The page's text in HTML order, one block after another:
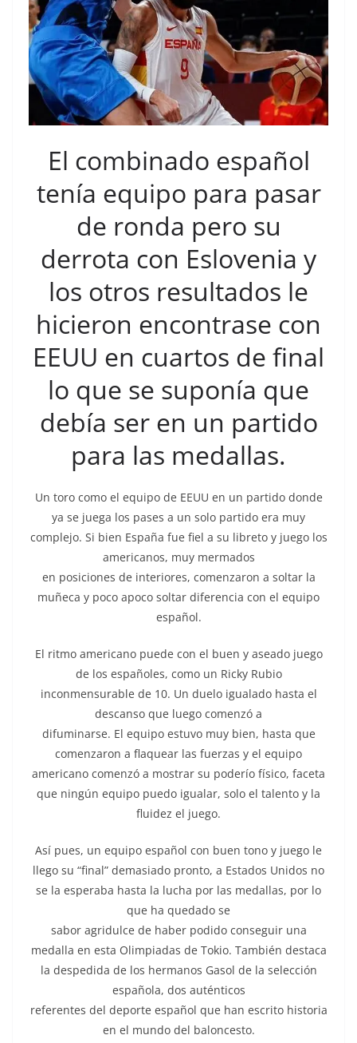
El combinado español
tenía equipo para pasar
de ronda pero su
derrota con Eslovenia y
los otros resultados le
hicieron encontrase con
EEUU en cuartos de final
lo que se suponía que
debía ser en un partido
para las medallas.
Un toro como el equipo de EEUU en un partido donde
ya se juega los pases a un solo partido era muy
complejo. Si bien España fue fiel a su libreto y juego los
americanos, muy mermados
en posiciones de interiores, comenzaron a soltar la
muñeca y poco apoco soltar diferencia con el equipo
español.
El ritmo americano puede con el buen y aseado juego
de los españoles, como un Ricky Rubio
inconmensurable de 10. Un duelo igualado hasta el
descanso que luego comenzó a
difuminarse. El equipo estuvo muy bien, hasta que
comenzaron a flaquear las fuerzas y el equipo
americano comenzó a mostrar su poderío físico, faceta
que ningún equipo puedo igualar, solo el talento y la
fluidez el juego.
Así pues, un equipo español con buen tono y juego le
llego su “final” demasiado pronto, a Estados Unidos no
se la esperaba hasta la lucha por las medallas, por lo
que ha quedado se
sabor agridulce de haber podido conseguir una
medalla en esta Olimpiadas de Tokio. También destaca
la despedida de los hermanos Gasol de la selección
española, dos auténticos
referentes del deporte español que han escrito historia
en el mundo del baloncesto.